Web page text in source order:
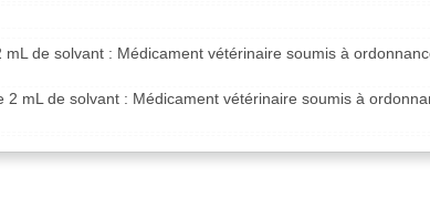
de solvant : Médicament vétérinaire soumis à
mL de solvant : Médicament vétérinaire soumis à